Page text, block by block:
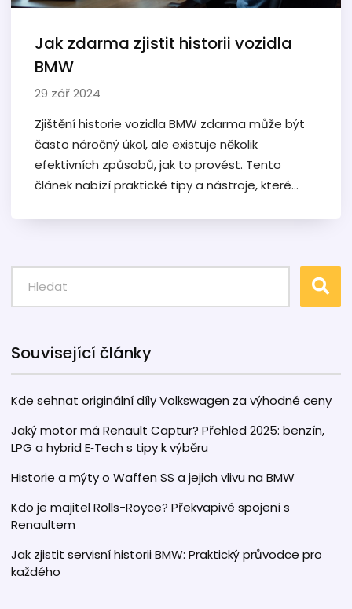
Jak zdarma zjistit historii vozidla
BMW
29 zář 2024
Zjištění historie vozidla BMW zdarma může být
často náročný úkol, ale existuje několik
efektivních způsobů, jak to provést. Tento
článek nabízí praktické tipy a nástroje, které
o veřejných databázích a speciálních
internetových službách. Tento průvodce vám
pomůže udělat informované rozhodnutí při
Související články
Kde sehnat originální díly Volkswagen za výhodné ceny
Jaký motor má Renault Captur? Přehled 2025: benzín,
LPG a hybrid E‑Tech s tipy k výběru
Historie a mýty o Waffen SS a jejich vlivu na BMW
Kdo je majitel Rolls-Royce? Překvapivé spojení s
Renaultem
Jak zjistit servisní historii BMW: Praktický průvodce pro
každého